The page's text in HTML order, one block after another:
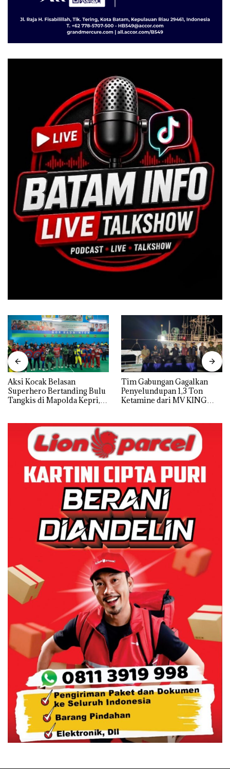
Aksi Kocak Belasan
Superhero Bertanding Bulu
Tangkis di Mapolda Kepri,
Tim Gabungan Gagalkan
Penyelundupan 1,3 Ton
Ketamine dari MV KING